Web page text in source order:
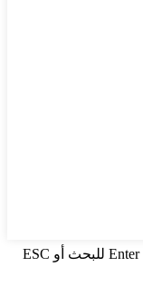
اضغط على Enter للبحث أو ESC